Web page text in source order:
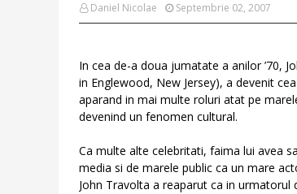
Daniel Nicolae Septembrie 02, 2007
In cea de-a doua jumatate a anilor ’70,
in Englewood, New Jersey), a devenit
aparand in mai multe roluri atat pe
devenind un fenomen cultural.
Ca multe alte celebritati, faima lui avea
media si de marele public ca un mare
John Travolta a reaparut ca in